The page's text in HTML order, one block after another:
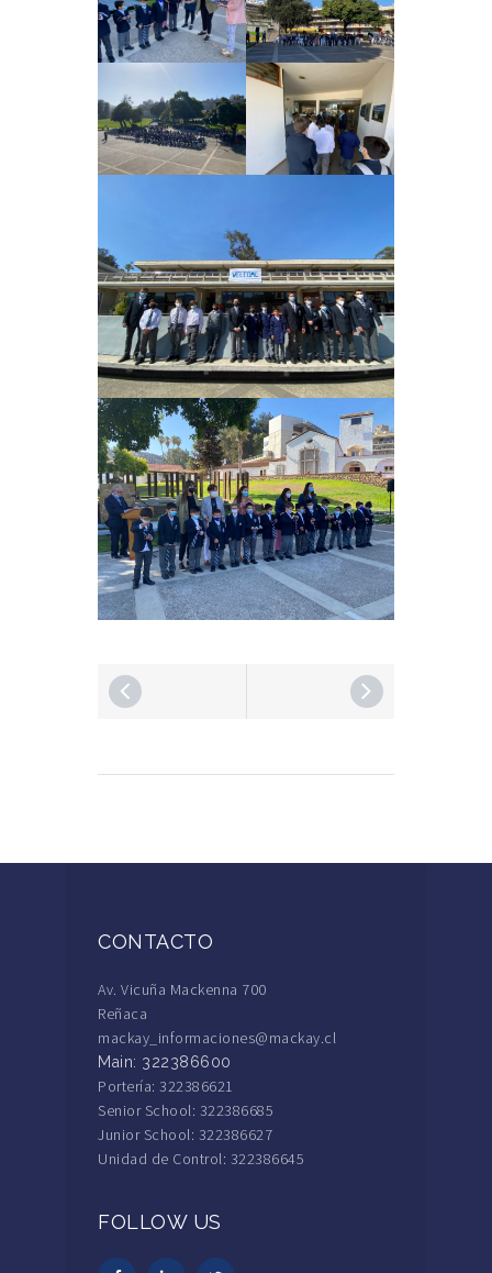
CONTACTO
Av. Vicuña Mackenna 700
Reñaca
mackay_informaciones@mackay.cl
Main: 322386600
Portería: 322386621
Senior School: 322386685
Junior School: 322386627
Unidad de Control: 322386645
FOLLOW US